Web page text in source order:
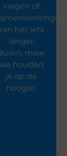
vragen of
het iets
langer
maar
houden
je op de
hoogte.